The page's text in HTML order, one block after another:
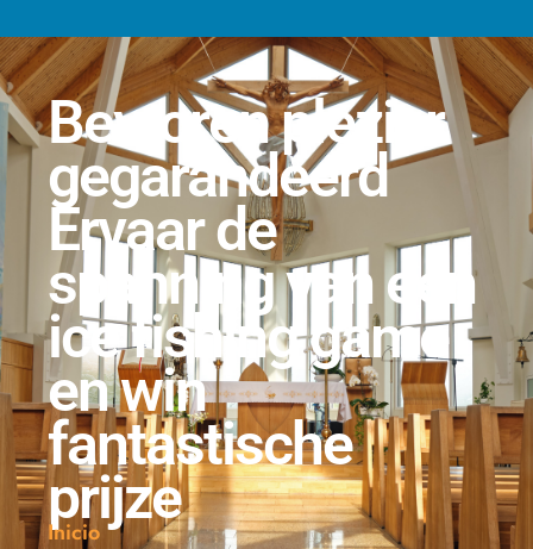
Bevroren plezier
gegarandeerd
Ervaar de
spanning van een
ice fishing game
en win
fantastische
prijze
Inicio